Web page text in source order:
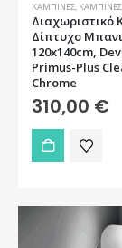
ΚΑΜΠΊΝΕΣ,
Διαχωριστικό
Δίπτυχο
120x140cm,
Primus-Plus
Chrome
310,00 €